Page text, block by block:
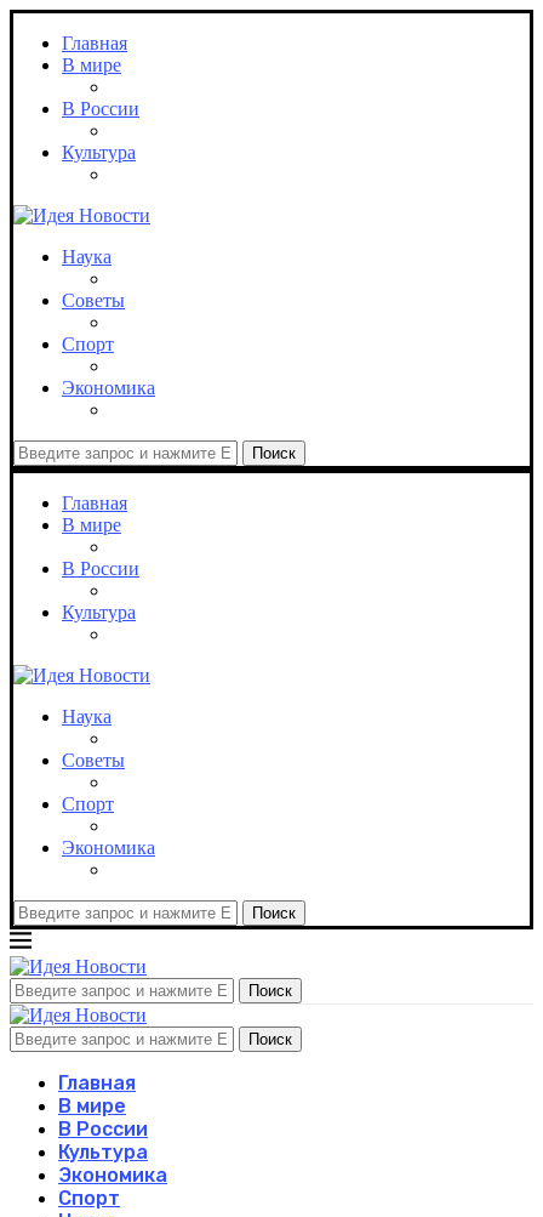
Главная
В мире
В России
Культура
Наука
Советы
Спорт
Экономика
Поиск
Главная
В мире
В России
Культура
Наука
Советы
Спорт
Экономика
Поиск
Поиск
Поиск
Главная
В мире
В России
Культура
Экономика
Спорт